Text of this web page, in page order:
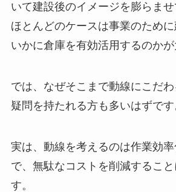
いて建設後のイメージを膨らませ
ほとんどのケースは事業のために
いかに倉庫を有効活用するのかが
では、なぜそこまで動線にこだ
疑問を持たれる方も多いはずです
実は、動線を考えるのは作業効
で、無駄なコストを削減するこ
す。